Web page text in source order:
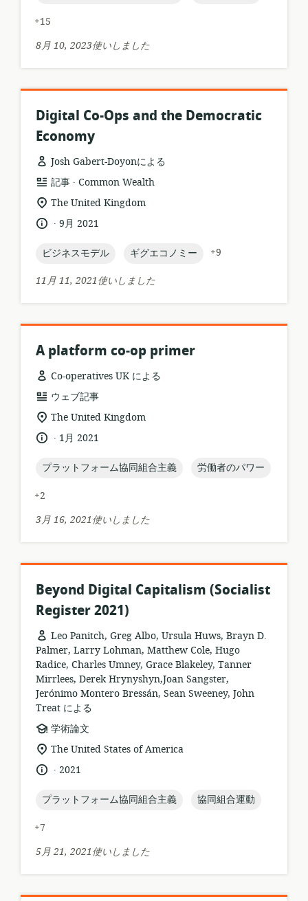
ト:
シ
ン:
+15
8月 10, 2023使いしました
Digital Co-Ops and the Democratic
Economy
Josh Gabert-Doyonによる
リ
ソ
ー
ス
ォ
マ
記事 .
公
開
者:
Common Wealth
関
る
ロ
ケ
ー
シ
The United Kingdom
言
.
公
日:
9月 2021
topic:
ビジネスモデル topic:
ギグエコノミー
+9
11月 11, 2021使いしました
A platform co‑op primer
Co-operatives UK による
リ
ソ
ー
ス
ォ
ト:
ウェブ記事
関
る
ロ
シ
ン:
The United Kingdom
言
.
公
日:
1月 2021
topic:
プラットフォーム協同組合主義 topic:
労働者のパワー
+2
3月 16, 2021使いしました
Beyond Digital Capitalism (Socialist
Register 2021)
Leo Panitch, Greg Albo, Ursula Huws, Brayn D.
Palmer, Larry Lohman, Matthew Cole, Hugo
Radice, Charles Umney, Grace Blakeley, Tanner
Mirrlees, Derek Hrynyshyn,Joan Sangster,
Jerónimo Montero Bressán, Sean Sweeney, John
Treat による
リ
ソ
ー
ス
ォ
ト:
学術論文
関
す
る
ロ
シ
ン:
The United States of America
言
.
公
日:
2021
topic:
プラットフォーム協同組合主義 topic:
協同組合運動
+7
5月 21, 2021使いしました